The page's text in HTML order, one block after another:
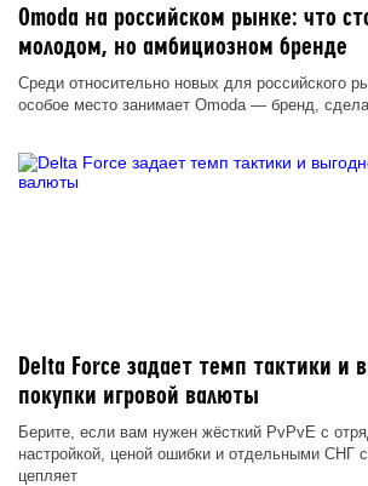
Omoda на российском рынке: что
молодом, но амбициозном бренде
Среди относительно новых для российского
особое место занимает Omoda — бренд,
Delta Force задает темп тактики и
покупки игровой валюты
Берите, если вам нужен жёсткий PvPvE с
настройкой, ценой ошибки и отдельными СНГ
цепляет